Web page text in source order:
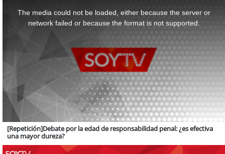
The media could not be loaded, either because the server or
network failed or because the format is not supported.
[Repetición]Debate por la edad de responsabilidad penal: ¿es efectiva
una mayor dureza?